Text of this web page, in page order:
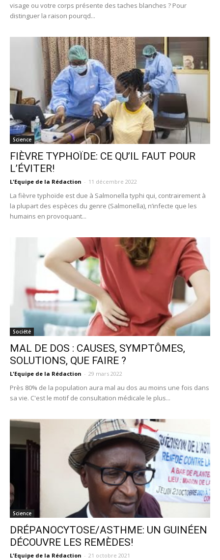
visage ou votre corps présente des taches blanches ? Pour
distinguer la raison pourqd...
Science
FIÈVRE TYPHOÏDE: CE QU’IL FAUT POUR
L’ÉVITER!
L'Equipe de la Rédaction - 11 décembre 2022
La fièvre typhoïde est due à Salmonella typhi qui, contrairement à
la plupart des espèces du genre (Salmonella), n’infecte que les
humains en provoquant...
Société
MAL DE DOS : CAUSES, SYMPTÔMES,
SOLUTIONS, QUE FAIRE ?
L'Equipe de la Rédaction - 29 mars 2022
Près 80% de la population aura mal au dos au moins une fois dans
sa vie. C'est le motif de consultation médicale le plus...
Science
DRÉPANOCYTOSE/ASTHME: UN GUINÉEN
DÉCOUVRE LES REMÈDES!
L'Equipe de la Rédaction - 21 octobre 2021